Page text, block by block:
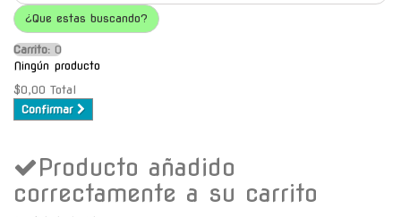
Categorías
Marcas
Mayoristas
Contacto
Envío gratis a C.A.B.A. a
partir de $30000
¿Que estas buscando?
Carrito: O
Ningún producto
$0,00 Total
Confirmar
Producto añadido
correctamente a su carrito